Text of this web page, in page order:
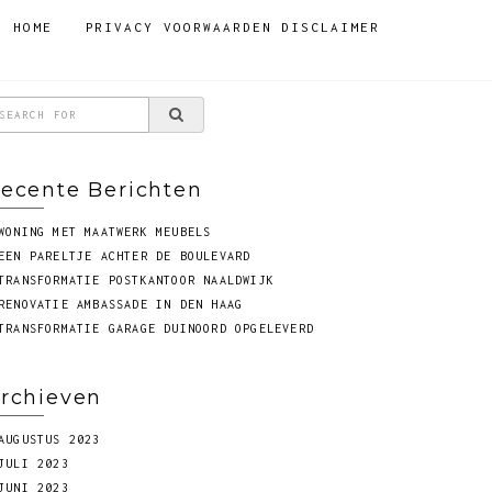
HOME PRIVACY VOORWAARDEN DISCLAIMER
Berichten
MET MAATWERK MEUBELS
EEN PARELTJE ACHTER DE BOULEVARD
POSTKANTOOR NAALDWIJK
RENOVATIE AMBASSADE IN DEN HAAG
GARAGE DUINOORD OPGELEVERD
2023
2023
2023